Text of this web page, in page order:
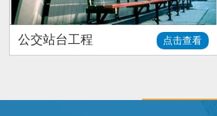
公交站台工程 点击查看